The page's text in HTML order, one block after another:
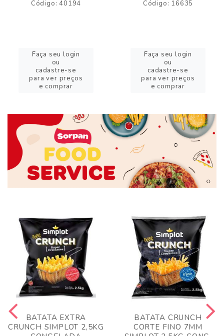
Código: 40194
Faça seu login
ou
cadastre-se
para ver preços
e comprar
Código: 16635
Faça seu login
ou
cadastre-se
para ver preços
e comprar
BATATA EXTRA
CRUNCH SIMPLOT 2,5KG
BATATA CRUNCH
CORTE FINO 7MM